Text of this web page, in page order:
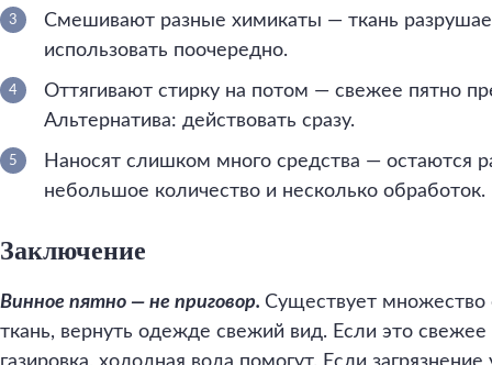
Смешивают разные химикаты — ткань
использовать поочередно.
Оттягивают стирку на потом — свежее пятно
Альтернатива: действовать сразу.
Наносят слишком много средства — остаются
небольшое количество и несколько обработок.
Заключение
Винное пятно — не приговор. Существует множество
ткань, вернуть одежде свежий вид. Если это